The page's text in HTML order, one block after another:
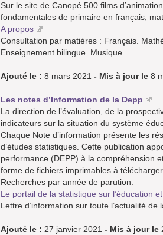
Sur le site de Canopé 500 films
fondamentales de primaire en français,
A propos
Consultation par matières : Français.
Enseignement bilingue. Musique.
Ajouté le : 8 mars 2021 - Mis à jour le 8
Les notes d’Information de la Depp
La direction de l’évaluation, de la
indicateurs sur la situation du système
Chaque Note d’information présente les
d’études statistiques. Cette publication
performance (DEPP) à la compréhension
forme de fichiers imprimables à
Recherches par année de parution.
Le portail de la statistique sur l’éducation
Lettre d’information sur toute l’actualité de
Ajouté le : 27 janvier 2021 - Mis à jour le